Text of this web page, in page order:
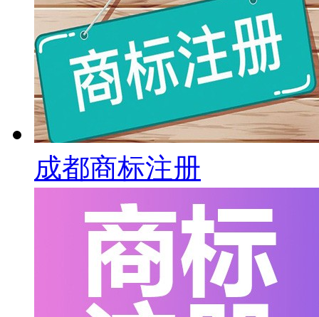
成都商标注册